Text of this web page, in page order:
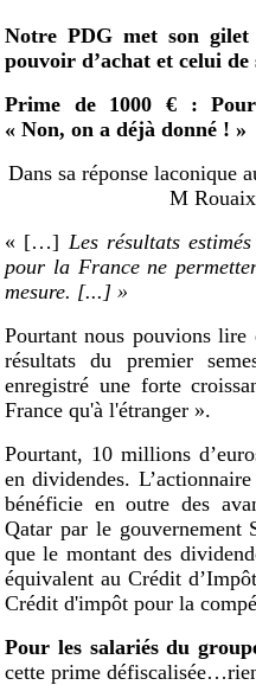
Notre PDG met son
pouvoir d’achat et celui de
Prime de 1000 € :
« Non, on a déjà donné ! »
Dans sa réponse laconique
M
« […] Les résultats
pour la France ne
mesure. [...] »
Pourtant nous pouvions lire
résultats du premier
enregistré une forte
France qu'à l'étranger ».
Pourtant, 10 millions
en dividendes.
bénéficie en outre des
Qatar par le gouvernement
que le montant des
équivalent au Crédit
Crédit d'impôt pour la
Pour les salariés du
cette prime